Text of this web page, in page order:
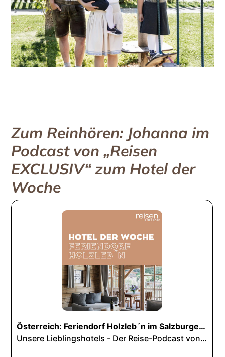
Zum Reinhören: Johanna im
Podcast von „Reisen
EXCLUSIV“ zum Hotel der
Woche